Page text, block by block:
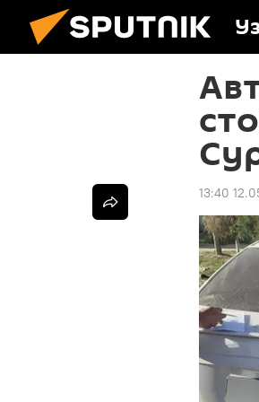
13:40